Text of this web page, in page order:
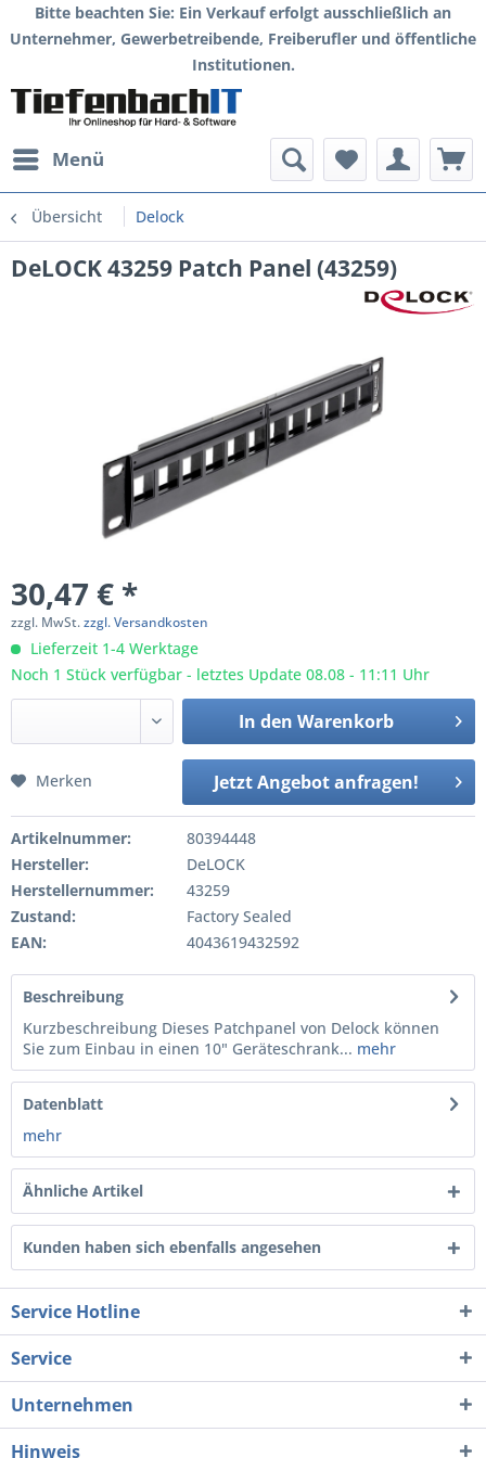
Bitte beachten Sie: Ein Verkauf erfolgt ausschließlich an
Unternehmer, Gewerbetreibende, Freiberufler und öffentliche
Institutionen.
Menü
Übersicht Delock
DeLOCK 43259 Patch Panel (43259)
30,47 € *
zzgl. MwSt.zzgl. Versandkosten
Lieferzeit 1-4 Werktage
Noch 1 Stück verfügbar - letztes Update 08.08 - 11:11 Uhr
In den Warenkorb
Jetzt Angebot anfragen!
Merken
Artikelnummer:
80394448
Hersteller:
DeLOCK
Herstellernummer:
43259
Zustand:
Factory Sealed
EAN:
4043619432592
Beschreibung
Kurzbeschreibung Dieses Patchpanel von Delock können
Sie zum Einbau in einen 10" Geräteschrank... mehr
Datenblatt
mehr
Ähnliche Artikel
Kunden haben sich ebenfalls angesehen
Service Hotline
Service
Unternehmen
Hinweis